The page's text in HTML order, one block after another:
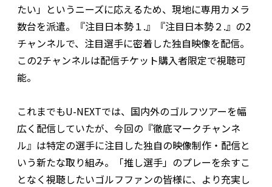
たい」というニーズに応えるため、現地に専用カメラ
数台を派遣。『注目日本勢１.』『注目日本勢２.』の2
チャンネルで、注目選手に密着した独自映像を配信。
この2チャンネルは配信チケット購入者限定で視聴可
能。
これまでもU-NEXTでは、国内外のゴルフツアーを幅
広く配信していたが、今回の『徹底マークチャンネ
ル』は特定の選手に注目した独自の映像制作・配信と
いう新たな取り組み。「推し選手」のプレーを余すこ
となく視聴したいゴルフファンの皆様に、より充実し